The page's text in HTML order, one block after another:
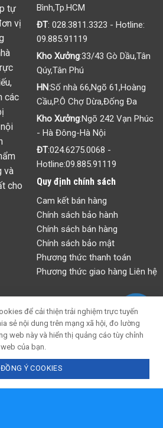
tự
vị
các
và
cho
Bình,Tp.HCM
ĐT: 028.3811.3323 - Hotline:
09.885.91119
Kho Xưởng:33/43 Gò Dầu,Tân
Qúy,Tân Phú
HN:Số nhà 66,Ngõ 61,Hoàng
Cầu,P.Ô Chợ Dừa,Đống Đa
Kho Xưởng:Ngõ 242 Vạn Phúc
- Hà Đông-Hà Nội
ĐT:024.6275.0068 -
Hotline:09.885.91119
Quy định chính sách
Cam kết bán hàng
Chính sách bảo hành
Chính sách bán hàng
Chính sách bảo mật
Phương thức thanh toán
Phương thức giao hàng Liên hệ
để cải thiện trải nghiệm trực tuyến
sẻ nội dung trên mạng xã hội, đo lường
web này và hiển thị quảng cáo tùy chỉnh
của bạn.
ĐỒNG Ý COOKIES
viên